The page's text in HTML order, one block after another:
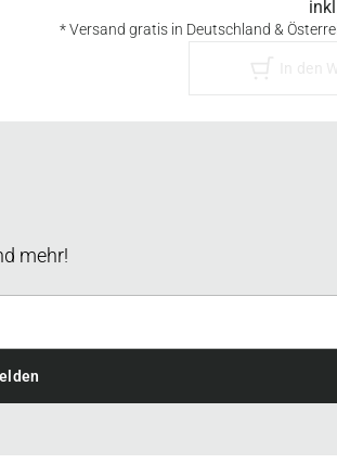
* Versand gratis in Deutschland &
mehr!